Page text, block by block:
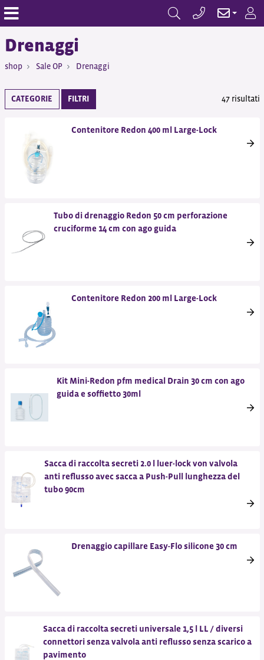
Drenaggi
shop Sale OP Drenaggi
CATEGORIE FILTRI 47 risultati
Contenitore Redon 400 ml Large-Lock
Tubo di drenaggio Redon 50 cm perforazione
cruciforme 14 cm con ago guida
Contenitore Redon 200 ml Large-Lock
Kit Mini-Redon pfm medical Drain 30 cm con ago
guida e soffietto 30ml
Sacca di raccolta secreti 2.0 l luer-lock von valvola
anti reflusso avec sacca a Push-Pull lunghezza del
tubo 90cm
Drenaggio capillare Easy-Flo silicone 30 cm
Sacca di raccolta secreti universale 1,5 l LL / diversi
connettori senza valvola anti reflusso senza scarico a
pavimento